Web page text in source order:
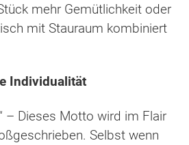
mehr Gemütlichkeit oder
mit Stauraum kombiniert
Individualität
– Dieses Motto wird im Flair
Selbst wenn